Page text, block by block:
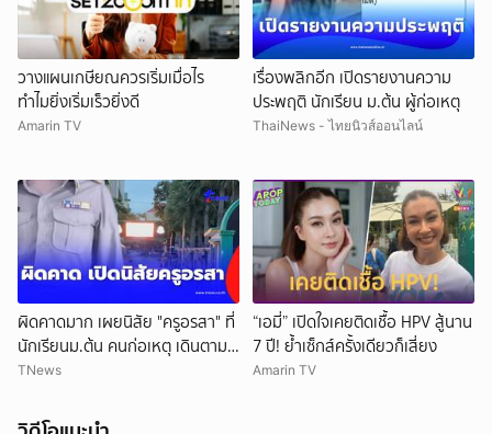
วางแผนเกษียณควรเริ่มเมื่อไร
ทำไมยิ่งเริ่มเร็วยิ่งดี
Amarin TV
เรื่องพลิกอีก เปิดรายงานความ
ประพฤติ นักเรียน ม.ต้น ผู้ก่อเหตุ
ThaiNews - ไทยนิวส์ออนไลน์
ผิดคาดมาก เผยนิสัย "ครูอรสา" ที่
นักเรียนม.ต้น คนก่อเหตุ เดินตาม
หา
TNews
“เอมี่” เปิดใจเคยติดเชื้อ HPV สู้นาน
7 ปี! ย้ำเซ็กส์ครั้งเดียวก็เสี่ยง
Amarin TV